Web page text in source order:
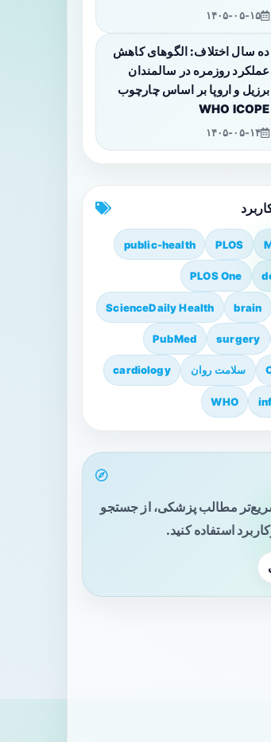
۱۴۰۵-۰۵-۱۵
ده سال اختلاف: الگوهای کاهش
عملکرد روزمره در سالمندان
برزیل و اروپا بر اساس چارچوب
WHO ICOPE
۱۴۰۵-۰۵-۱۴
PLOS
public-health
PLOS One
brain
ScienceDaily Health
surgery
PubMed
سلامت روان cardiology
WHO
مطالب پزشکی، از جستجو
استفاده کنید.